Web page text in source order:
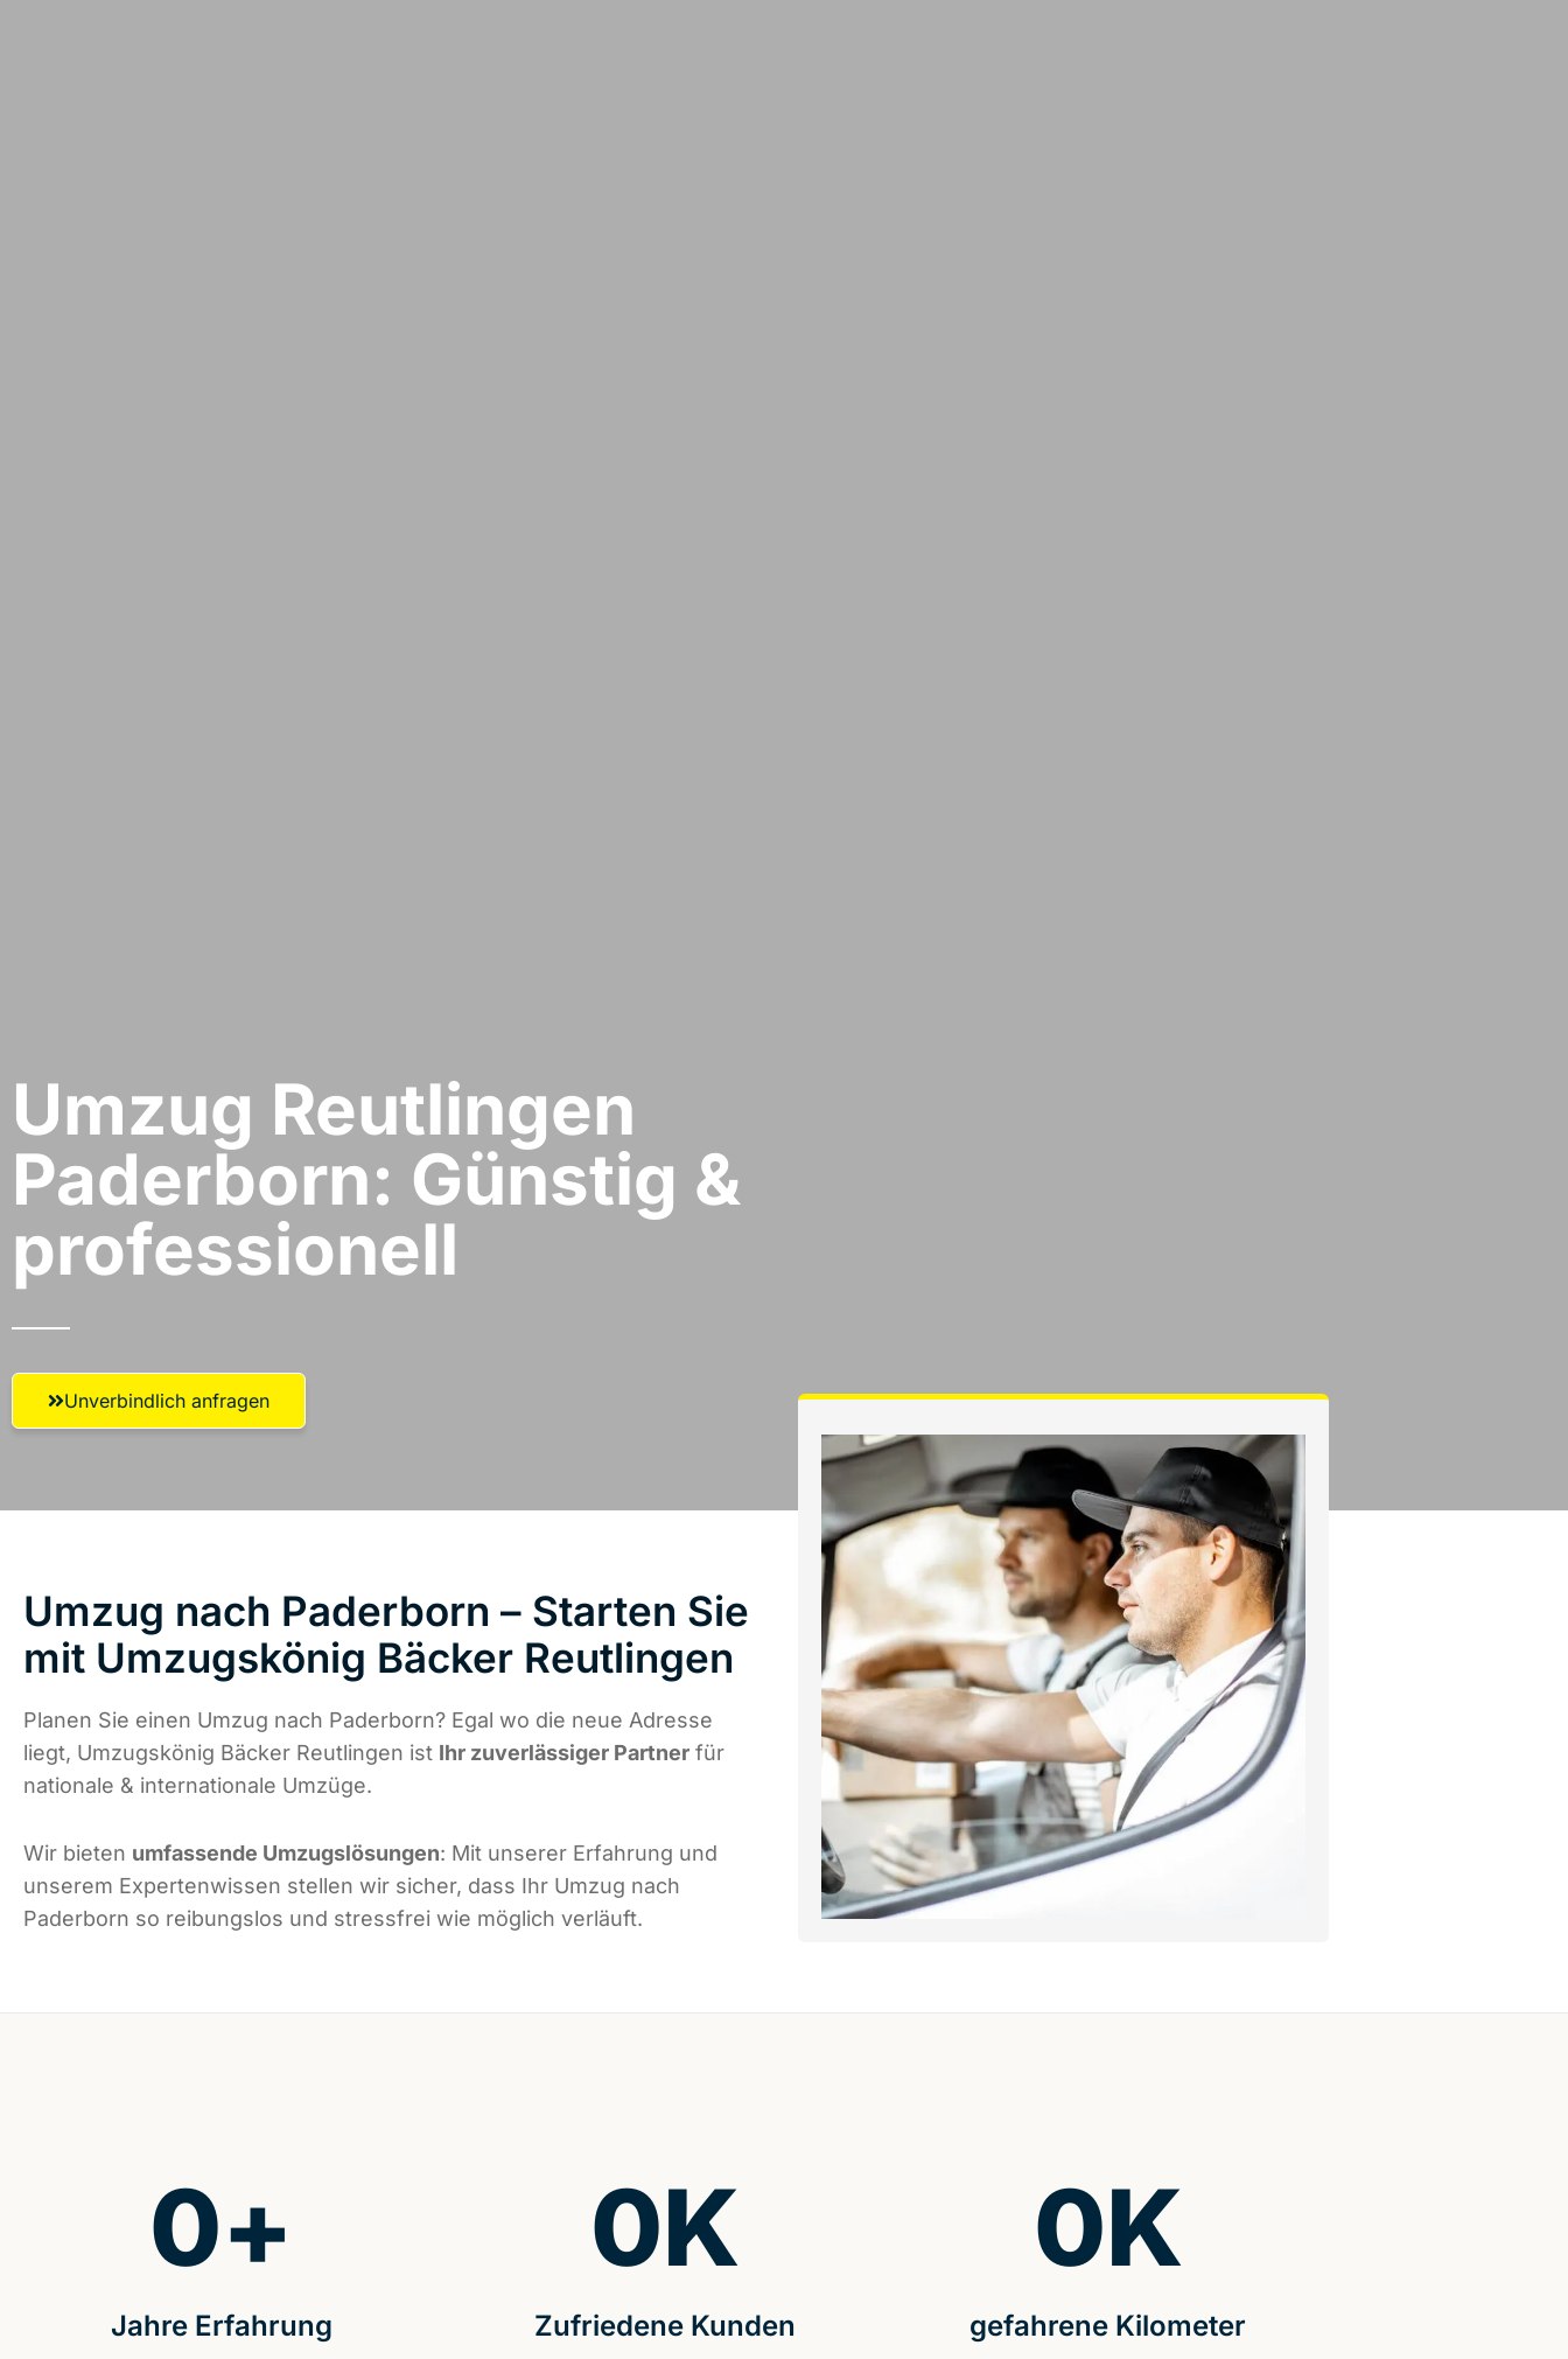
Umzug Reutlingen​
Paderborn: Günstig &
professionell​
Unverbindlich anfragen
Umzug nach Paderborn – Starten Sie
mit Umzugskönig Bäcker Reutlingen
Planen Sie einen Umzug nach Paderborn? Egal wo die neue Adresse
liegt, Umzugskönig Bäcker Reutlingen ist Ihr zuverlässiger Partner für
nationale & internationale Umzüge.
Wir bieten umfassende Umzugslösungen: Mit unserer Erfahrung und
unserem Expertenwissen stellen wir sicher, dass Ihr Umzug nach
Paderborn so reibungslos und stressfrei wie möglich verläuft.
Jahre Erfahrung
0+
Zufriedene Kunden
0K
gefahrene Kilometer
0K